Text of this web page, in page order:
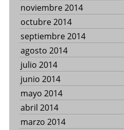
noviembre 2014
octubre 2014
septiembre 2014
agosto 2014
julio 2014
junio 2014
mayo 2014
abril 2014
marzo 2014